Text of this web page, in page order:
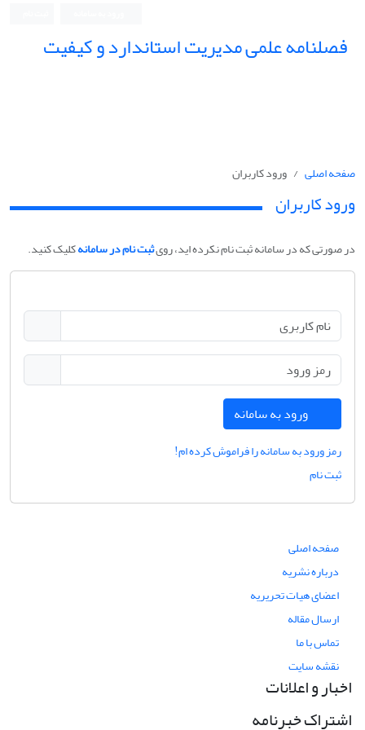
فصلنامه علمی مدیریت استاندارد و کیفیت
صفحه اصلی ورود کاربران
ورود کاربران
در صورتی که در سامانه ثبت نام نکرده اید، رویثبت نام در سامانهکلیک کنید.
ورود به سامانه
رمز ورود به سامانه را فراموش کرده ام!
ثبت نام
صفحه اصلی
درباره نشریه
اعضای هیات تحریریه
ارسال مقاله
تماس با ما
نقشه سایت
اخبار و اعلانات
اشتراک خبرنامه